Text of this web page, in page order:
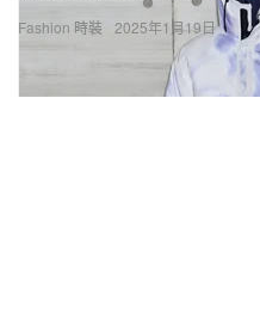
Fashion 時裝 2025年1月19日